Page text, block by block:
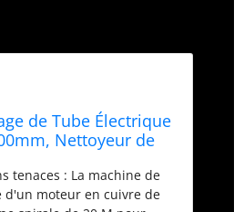
de Tube Électrique
Nettoyeur de
de Nettoyage
tenaces : La machine de
d'un moteur en cuivre de